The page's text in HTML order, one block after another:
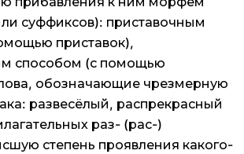
суффиксов): приставочным
приставок),
способом (с помощью
обозначающие чрезмерную
развесёлый, распрекрасный
раз- (рас-)
степень проявления какого-